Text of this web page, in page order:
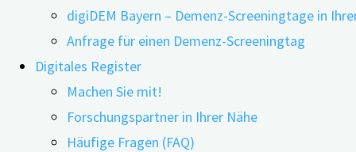
digiDEM Bayern – Demenz-Screeningtage in
Anfrage für einen Demenz-Screeningtag
Digitales Register
Machen Sie mit!
Forschungspartner in Ihrer Nähe
Häufige Fragen (FAQ)
25.05.202124.04.2024